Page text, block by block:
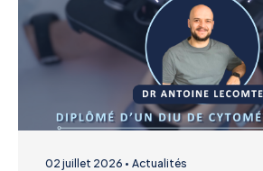
02 juillet 2026 Actualités